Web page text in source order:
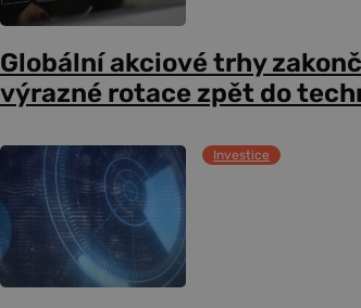
Globální akciové trhy
výrazné rotace zpět do
Investice